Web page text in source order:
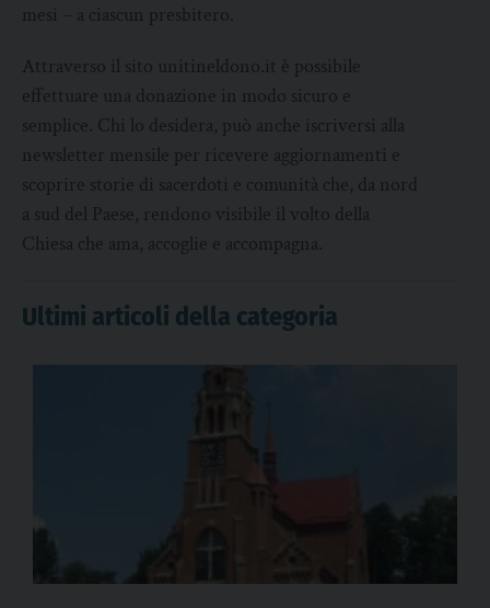
mesi – a ciascun presbitero.
Attraverso il sito unitineldono.it è possibile
effettuare una donazione in modo sicuro e
semplice. Chi lo desidera, può anche iscriversi alla
newsletter mensile per ricevere aggiornamenti e
scoprire storie di sacerdoti e comunità che, da nord
a sud del Paese, rendono visibile il volto della
Chiesa che ama, accoglie e accompagna.
Ultimi articoli della categoria